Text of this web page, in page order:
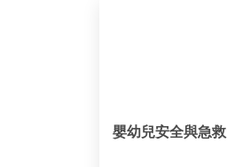
嬰幼兒安全與急救